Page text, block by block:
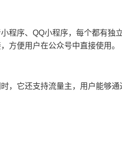
程序、QQ小程序，每个都有独
方便用户在公众号中直接使用。
，它还支持流量主，用户能够通